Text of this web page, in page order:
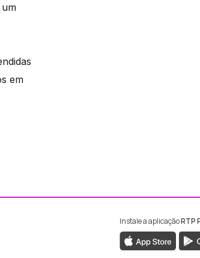
em
Facebook da RTP Madeira
ao Instagram da RTP
Instale a aplicaçãoRTP